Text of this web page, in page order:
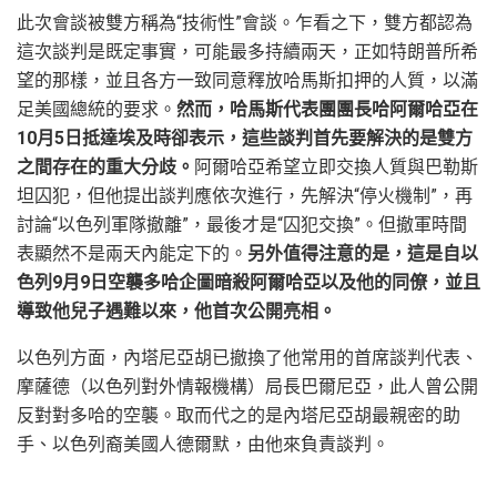
此次會談被雙方稱為“技術性”會談。乍看之下，雙方都認為
這次談判是既定事實，可能最多持續兩天，正如特朗普所希
望的那樣，並且各方一致同意釋放哈馬斯扣押的人質，以滿
足美國總統的要求。 然而，哈馬斯代表團團長哈阿爾哈亞在
10月5日抵達埃及時卻表示，這些談判首先要解決的是雙方
之間存在的重大分歧。 阿爾哈亞希望立即交換人質與巴勒斯
坦囚犯，但他提出談判應依次進行，先解決“停火機制”，再
討論“以色列軍隊撤離”，最後才是“囚犯交換”。但撤軍時間
表顯然不是兩天內能定下的。 另外值得注意的是，這是自以
色列9月9日空襲多哈企圖暗殺阿爾哈亞以及他的同僚，並且
導致他兒子遇難以來，他首次公開亮相。
以色列方面，內塔尼亞胡已撤換了他常用的首席談判代表、
摩薩德（以色列對外情報機構）局長巴爾尼亞，此人曾公開
反對對多哈的空襲。取而代之的是內塔尼亞胡最親密的助
手、以色列裔美國人德爾默，由他來負責談判。